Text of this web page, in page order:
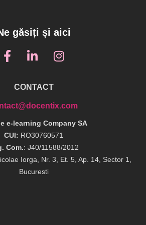
găsiți și aici
CONTACT
e-learning Company SA
CUI: RO30760571
Com.: J40/11588/2012
Iorga, Nr. 3, Et. 5, Ap. 14, Sector 1,
Bucuresti